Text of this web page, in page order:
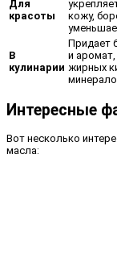
Для
красоты
кожу,
В
кулинарии
Придает
и
жирных
Интересные
Вот несколько
масла: